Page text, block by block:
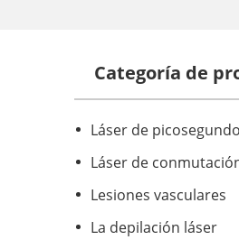
Categoría de
Láser de picosegundo
Láser de
Lesiones vasculares
La depilación láser